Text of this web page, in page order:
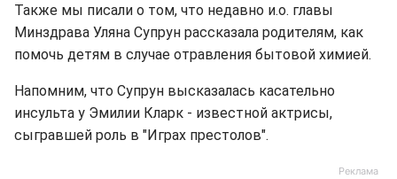
Также мы писали о том, что недавно и.о. главы
Минздрава Уляна Супрун рассказала родителям, как
помочь детям в случае отравления бытовой химией.
Напомним, что Супрун высказалась касательно
инсульта у Эмилии Кларк - известной актрисы,
сыгравшей роль в "Играх престолов".